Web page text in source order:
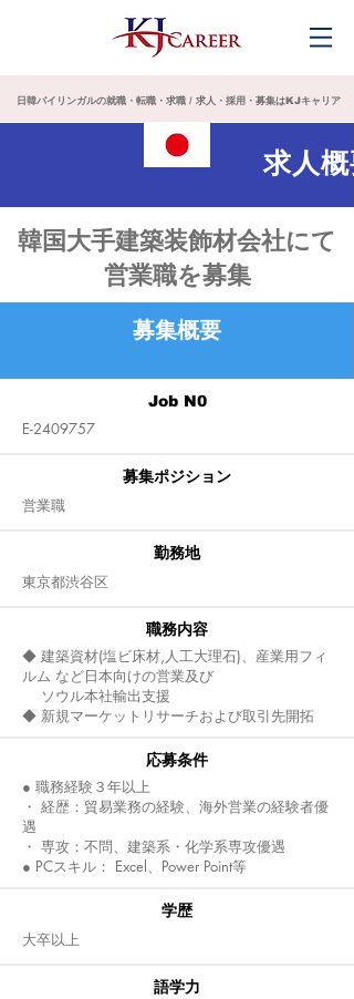
日韓バイリンガルの就職・転職・求職 / 求人・採用・募集はKJキャリア
求人概
韓国大手建築装飾材会社にて
営業職を募集
募集概要
Job N0
E-2409757
募集ポジション
営業職
​勤務地
東京都渋谷区
職務内容
◆ 建築資材(塩ビ床材,人工大理石)、産業用フィ
ルム など日本向けの営業及び
ソウル本社輸出支援
◆ 新規マーケットリサーチおよび取引先開拓
応募条件
● 職務経験３年以上
・ 経歴：貿易業務の経験、海外営業の経験者優
遇
・ 専攻：不問、建築系・化学系専攻優遇
● PCスキル： Excel、Power Point等
​学歴
大卒以上
語学力